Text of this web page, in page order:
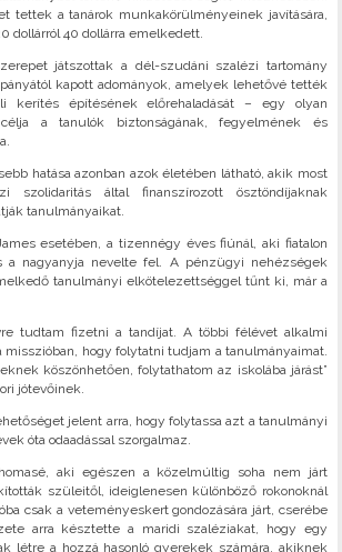
tettek a tanárok munkakörülményeinek javítására,
dollárról 40 dollárra emelkedett.
játszottak a dél-szudáni szalézi tartomány
kapott adományok, amelyek lehetővé tették
kerítés építésének előrehaladását – egy olyan
a tanulók biztonságának, fegyelmének és
hatása azonban azok életében látható, akik most
szolidaritás által finanszírozott ösztöndíjaknak
tanulmányaikat.
esetében, a tizennégy éves fiúnál, aki fiatalon
a nagyanyja nevelte fel. A pénzügyi nehézségek
tanulmányi elkötelezettséggel tűnt ki, már a
tudtam fizetni a tandíjat. A többi félévet alkalmi
hogy folytatni tudjam a tanulmányaimat.
köszönhetően, folytathatom az iskolába járást”
jótevőinek.
jelent arra, hogy folytassa azt a tanulmányi
óta odaadással szorgalmaz.
aki egészen a közelmúltig soha nem járt
szüleitől, ideiglenesen különböző rokonoknál
csak a veteményeskert gondozására járt, cserébe
arra késztette a maridi szaléziakat, hogy egy
létre a hozzá hasonló gyerekek számára, akiknek